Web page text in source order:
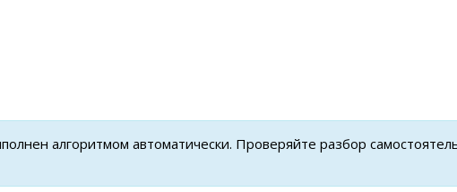
алгоритмом автоматически. Проверяйте разбор